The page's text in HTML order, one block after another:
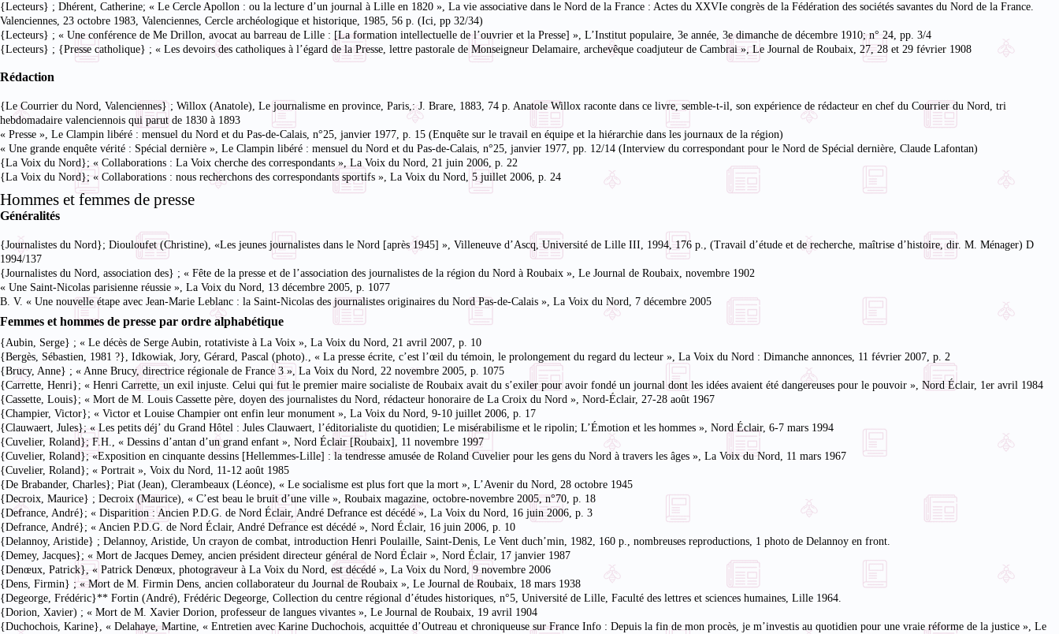
{Lecteurs} ; Dhérent, Catherine; « Le Cercle Apollon : ou la lecture d’un journal à Lille en 1820 », La vie associative dans le Nord de la France : Actes du XXVIe congrès de la Fédération des sociétés savantes du Nord de la France.
Valenciennes, 23 octobre 1983, Valenciennes, Cercle archéologique et historique, 1985, 56 p. (Ici, pp 32/34)
{Lecteurs} ; « Une conférence de Me Drillon, avocat au barreau de Lille : [La formation intellectuelle de l’ouvrier et la Presse] », L’Institut populaire, 3e année, 3e dimanche de décembre 1910; n° 24, pp. 3/4
{Lecteurs} ; {Presse catholique} ; « Les devoirs des catholiques à l’égard de la Presse, lettre pastorale de Monseigneur Delamaire, archevêque coadjuteur de Cambrai », Le Journal de Roubaix, 27, 28 et 29 février 1908
Rédaction
{Le Courrier du Nord, Valenciennes} ; Willox (Anatole), Le journalisme en province, Paris,: J. Brare, 1883, 74 p. Anatole Willox raconte dans ce livre, semble-t-il, son expérience de rédacteur en chef du Courrier du Nord, tri
hebdomadaire valenciennois qui parut de 1830 à 1893
« Presse », Le Clampin libéré : mensuel du Nord et du Pas-de-Calais, n°25, janvier 1977, p. 15 (Enquête sur le travail en équipe et la hiérarchie dans les journaux de la région)
« Une grande enquête vérité : Spécial dernière », Le Clampin libéré : mensuel du Nord et du Pas-de-Calais, n°25, janvier 1977, pp. 12/14 (Interview du correspondant pour le Nord de Spécial dernière, Claude Lafontan)
{La Voix du Nord}; « Collaborations : La Voix cherche des correspondants », La Voix du Nord, 21 juin 2006, p. 22
{La Voix du Nord}; « Collaborations : nous recherchons des correspondants sportifs », La Voix du Nord, 5 juillet 2006, p. 24
Hommes et femmes de presse
Généralités
{Journalistes du Nord}; Diouloufet (Christine), «Les jeunes journalistes dans le Nord [après 1945] », Villeneuve d’Ascq, Université de Lille III, 1994, 176 p., (Travail d’étude et de recherche, maîtrise d’histoire, dir. M. Ménager) D
1994/137
{Journalistes du Nord, association des} ; « Fête de la presse et de l’association des journalistes de la région du Nord à Roubaix », Le Journal de Roubaix, novembre 1902
« Une Saint-Nicolas parisienne réussie », La Voix du Nord, 13 décembre 2005, p. 1077
B. V. « Une nouvelle étape avec Jean-Marie Leblanc : la Saint-Nicolas des journalistes originaires du Nord Pas-de-Calais », La Voix du Nord, 7 décembre 2005
Femmes et hommes de presse par ordre alphabétique
{Aubin, Serge} ; « Le décès de Serge Aubin, rotativiste à La Voix », La Voix du Nord, 21 avril 2007, p. 10
{Bergès, Sébastien, 1981 ?}, Idkowiak, Jory, Gérard, Pascal (photo)., « La presse écrite, c’est l’œil du témoin, le prolongement du regard du lecteur », La Voix du Nord : Dimanche annonces, 11 février 2007, p. 2
{Brucy, Anne} ; « Anne Brucy, directrice régionale de France 3 », La Voix du Nord, 22 novembre 2005, p. 1075
{Carrette, Henri}; « Henri Carrette, un exil injuste. Celui qui fut le premier maire socialiste de Roubaix avait du s’exiler pour avoir fondé un journal dont les idées avaient été dangereuses pour le pouvoir », Nord Éclair, 1er avril 1984
{Cassette, Louis}; « Mort de M. Louis Cassette père, doyen des journalistes du Nord, rédacteur honoraire de La Croix du Nord », Nord-Éclair, 27-28 août 1967
{Champier, Victor}; « Victor et Louise Champier ont enfin leur monument », La Voix du Nord, 9-10 juillet 2006, p. 17
{Clauwaert, Jules}; « Les petits déj’ du Grand Hôtel : Jules Clauwaert, l’éditorialiste du quotidien; Le misérabilisme et le ripolin; L’Émotion et les hommes », Nord Éclair, 6-7 mars 1994
{Cuvelier, Roland}; F.H., « Dessins d’antan d’un grand enfant », Nord Éclair [Roubaix], 11 novembre 1997
{Cuvelier, Roland}; «Exposition en cinquante dessins [Hellemmes-Lille] : la tendresse amusée de Roland Cuvelier pour les gens du Nord à travers les âges », La Voix du Nord, 11 mars 1967
{Cuvelier, Roland}; « Portrait », Voix du Nord, 11-12 août 1985
{De Brabander, Charles}; Piat (Jean), Clerambeaux (Léonce), « Le socialisme est plus fort que la mort », L’Avenir du Nord, 28 octobre 1945
{Decroix, Maurice} ; Decroix (Maurice), « C’est beau le bruit d’une ville », Roubaix magazine, octobre-novembre 2005, n°70, p. 18
{Defrance, André}; « Disparition : Ancien P.D.G. de Nord Éclair, André Defrance est décédé », La Voix du Nord, 16 juin 2006, p. 3
{Defrance, André}; « Ancien P.D.G. de Nord Éclair, André Defrance est décédé », Nord Éclair, 16 juin 2006, p. 10
{Delannoy, Aristide} ; Delannoy, Aristide, Un crayon de combat, introduction Henri Poulaille, Saint-Denis, Le Vent duch’min, 1982, 160 p., nombreuses reproductions, 1 photo de Delannoy en front.
{Demey, Jacques}; « Mort de Jacques Demey, ancien président directeur général de Nord Éclair », Nord Éclair, 17 janvier 1987
{Denœux, Patrick}, « Patrick Denœux, photograveur à La Voix du Nord, est décédé », La Voix du Nord, 9 novembre 2006
{Dens, Firmin} ; « Mort de M. Firmin Dens, ancien collaborateur du Journal de Roubaix », Le Journal de Roubaix, 18 mars 1938
{Degeorge, Frédéric}** Fortin (André), Frédéric Degeorge, Collection du centre régional d’études historiques, n°5, Université de Lille, Faculté des lettres et sciences humaines, Lille 1964.
{Dorion, Xavier) ; « Mort de M. Xavier Dorion, professeur de langues vivantes », Le Journal de Roubaix, 19 avril 1904
{Duchochois, Karine}, « Delahaye, Martine, « Entretien avec Karine Duchochois, acquittée d’Outreau et chroniqueuse sur France Info : Depuis la fin de mon procès, je m’investis au quotidien pour une vraie réforme de la justice », Le